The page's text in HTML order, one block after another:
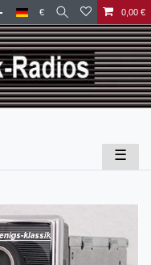
€ 0,00 €
☰